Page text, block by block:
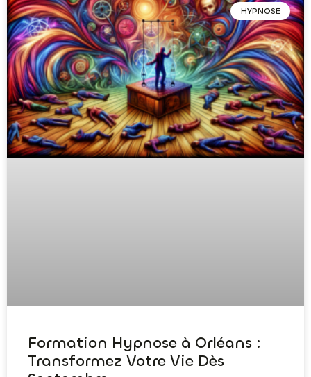
HYPNOSE
Formation Hypnose à Orléans :
Transformez Votre Vie Dès